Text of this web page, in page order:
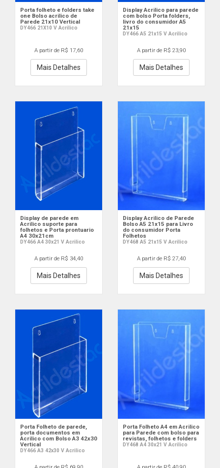
Porta folheto e folders take
one Bolso acrilico de
Parede 21x10 Vertical
DY466 21X10 V Acrilico
A partir de R$ 17,60
Mais Detalhes
Display Acrilico para parede
com bolso Porta folders,
livro do consumidor A5
21x15
DY466 A5 21x15 V Acrilico
A partir de R$ 23,90
Mais Detalhes
Display de parede em
Acrilico suporte para
folhetos e Porta prontuario
A4 30x21cm
DY466 A4 30x21 V Acrilico
A partir de R$ 34,40
Mais Detalhes
Display Acrilico de Parede
Bolso A5 21x15 para Livro
do consumidor Porta
Folhetos
DY468 A5 21x15 V Acrilico
A partir de R$ 27,40
Mais Detalhes
Porta Folheto de parede,
porta documentos em
Acrilico com Bolso A3 42x30
Vertical
DY466 A3 42x30 V Acrilico
Porta Folheto A4 em Acrilico
para Parede com bolso para
revistas, folhetos e folders
DY468 A4 30x21 V Acrilico